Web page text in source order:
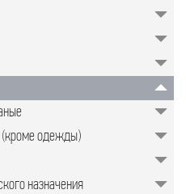
(кроме одежды)
назначения